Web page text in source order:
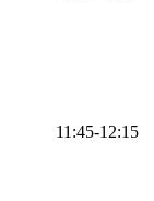
11:45-12:15